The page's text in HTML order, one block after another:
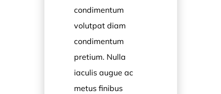
condimentum
volutpat diam
condimentum
pretium. Nulla
iaculis augue ac
metus finibus